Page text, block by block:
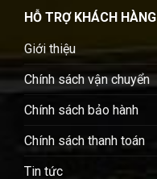
HỖ TRỢ KHÁCH HÀNG
Giới thiệu
Chính sách vận chuyển
Chính sách bảo hành
Chính sách thanh toán
Tin tức